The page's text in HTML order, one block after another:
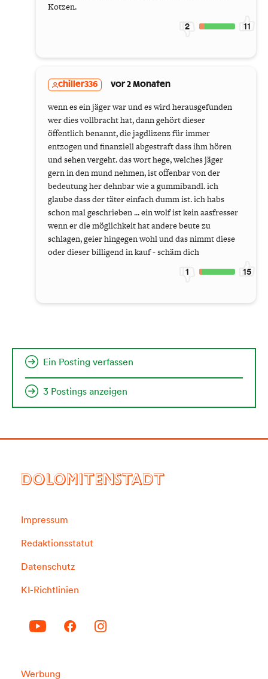
Kotzen.
2 11
chiller336 vor 2 Monaten
wenn es ein jäger war und es wird herausgefunden
wer dies vollbracht hat, dann gehört dieser
öffentlich benannt, die jagdlizenz für immer
entzogen und finanziell abgestraft dass ihm hören
und sehen vergeht. das wort hege, welches jäger
gern in den mund nehmen, ist offenbar von der
bedeutung her dehnbar wie a gummibandl. ich
glaube dass der täter einfach dumm ist. ich habs
schon mal geschrieben ... ein wolf ist kein aasfresser
wenn er die möglichkeit hat andere beute zu
schlagen, geier hingegen wohl und das nimmt diese
oder dieser billigend in kauf - schäm dich
1 15
Ein Posting verfassen
3 Postings anzeigen
DOLOMITENSTADT
Impressum
Redaktionsstatut
Datenschutz
KI-Richtlinien
Werbung